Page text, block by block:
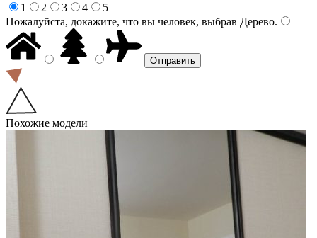
1
2 3 4
5
Пожалуйста, докажите, что вы человек, выбрав Дерево.
Похожие модели